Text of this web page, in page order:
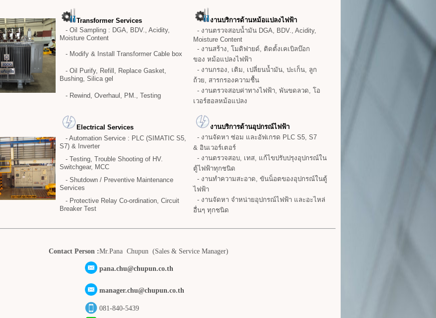
Transformer Services
งานบริการด้านหม้อแปลงไฟฟ้า
- Oil Sampling : DGA, BDV., Acidity,
Moisture Content
- งานตรวจสอบน้ำมัน DGA, BDV., Acidity,
Moisture Content
- Modify & Install Transformer Cable box
- งานสร้าง, โมดิฟายด์, ติดตั้งเคเบิลบ๊อก
ของ หม้อแปลงไฟฟ้า
- Oil Purify, Refill, Replace Gasket,
Bushing, Silica gel
- งานกรอง, เติม, เปลี่ยนน้ำมัน, ปะเก็น, ลูก
ถ้วย, สารกรองความชื้น
- Rewind, Overhaul, PM., Testing
- งานตรวจสอบค่าทางไฟฟ้า, พันขดลวด, โอ
เวอร์ฮอลหม้อแปลง
Electrical Services
งานบริการด้านอุปกรณ์ไฟฟ้า
- Automation Service : PLC (SIMATIC S5,
S7) & Inverter
- งานจัดหา ซ่อม และอัฟเกรด PLC S5, S7
& อินเวอร์เตอร์
- Testing, Trouble Shooting of HV.
Switchgear, MCC
- งานตรวจสอบ, เทส, แก้ไขปรับปรุงอุปกรณ์ใน
ตู้ไฟฟ้าทุกชนิด
- Shutdown / Preventive Maintenance
Services
- งานทำความสะอาด, ขันน็อตของอุปกรณ์ในตู้
ไฟฟ้า
- Protective Relay Co-ordination, Circuit
Breaker Test
- งานจัดหา จำหน่ายอุปกรณ์ไฟฟ้า และอะไหล่
อื่นๆ ทุกชนิด
Contact Person :Mr.Pana Chupun (Sales & Service Manager)
pana.chu@chupun.co.th
manager.chu@chupun.co.th
081-840-5439